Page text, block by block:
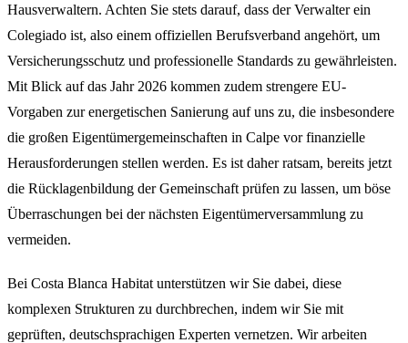
Hausverwaltern. Achten Sie stets darauf, dass der Verwalter ein
Colegiado ist, also einem offiziellen Berufsverband angehört, um
Versicherungsschutz und professionelle Standards zu gewährleisten.
Mit Blick auf das Jahr 2026 kommen zudem strengere EU-
Vorgaben zur energetischen Sanierung auf uns zu, die insbesondere
die großen Eigentümergemeinschaften in Calpe vor finanzielle
Herausforderungen stellen werden. Es ist daher ratsam, bereits jetzt
die Rücklagenbildung der Gemeinschaft prüfen zu lassen, um böse
Überraschungen bei der nächsten Eigentümerversammlung zu
vermeiden.
Bei Costa Blanca Habitat unterstützen wir Sie dabei, diese
komplexen Strukturen zu durchbrechen, indem wir Sie mit
geprüften, deutschsprachigen Experten vernetzen. Wir arbeiten